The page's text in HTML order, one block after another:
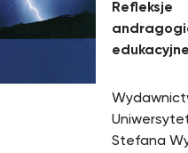
Refleksje
edukacyjne
Stefana